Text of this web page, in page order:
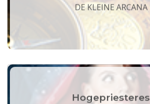
DE KLEINE ARCANA
Hogepriesteres